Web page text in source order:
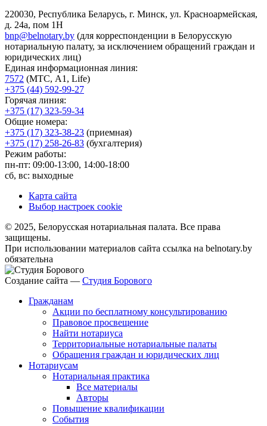
220030, Республика Беларусь, г. Минск, ул. Красноармейская,
д. 24а, пом 1Н
bnp@belnotary.by (для корреспонденции в Белорусскую
нотариальную палату, за исключением обращений граждан и
юридических лиц)
Единая информационная линия:
7572 (МТС, A1, Life)
+375 (44) 592-99-27
Горячая линия:
+375 (17) 323-59-34
Общие номера:
+375 (17) 323-38-23 (приемная)
+375 (17) 258-26-83 (бухгалтерия)
Режим работы:
пн-пт: 09:00-13:00, 14:00-18:00
сб, вс: выходные
Карта сайта
Выбор настроек cookie
© 2025, Белорусская нотариальная палата. Все права
защищены.
При использовании материалов сайта ссылка на belnotary.by
обязательна
Создание сайта — Студия Борового
Гражданам
Акции по бесплатному консультированию
Правовое просвещение
Найти нотариуса
Территориальные нотариальные палаты
Обращения граждан и юридических лиц
Нотариусам
Нотариальная практика
Все материалы
Авторы
Повышение квалификации
События